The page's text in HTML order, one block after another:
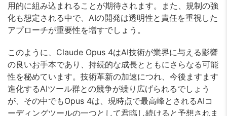
用的に組み込まれることが期待されます。また、規制の強
化も想定される中で、AIの開発は透明性と責任を重視した
アプローチが重要性を増すでしょう。
このように、Claude Opus 4はAI技術が業界に与える影響
の良いお手本であり、持続的な成長とともにさらなる可能
性を秘めています。技術革新の加速につれ、今後ますます
進化するAIツール群との競争が繰り広げられるでしょう
が、その中でもOpus 4は、現時点で最高峰とされるAIコ
ーディングツールの一つとして君臨し続けると予想されま